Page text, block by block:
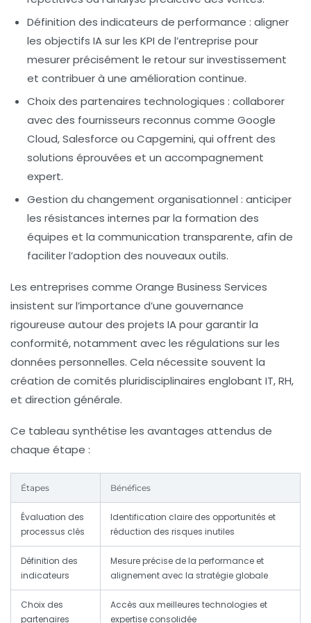
Définition des indicateurs de performance : aligner
les objectifs IA sur les KPI de l’entreprise pour
mesurer précisément le retour sur investissement
et contribuer à une amélioration continue.
Choix des partenaires technologiques : collaborer
avec des fournisseurs reconnus comme Google
Cloud, Salesforce ou Capgemini, qui offrent des
solutions éprouvées et un accompagnement
expert.
Gestion du changement organisationnel : anticiper
les résistances internes par la formation des
équipes et la communication transparente, afin de
faciliter l’adoption des nouveaux outils.
Les entreprises comme Orange Business Services
insistent sur l’importance d’une gouvernance
rigoureuse autour des projets IA pour garantir la
conformité, notamment avec les régulations sur les
données personnelles. Cela nécessite souvent la
création de comités pluridisciplinaires englobant IT, RH,
et direction générale.
Ce tableau synthétise les avantages attendus de
chaque étape :
Étapes Bénéfices
Évaluation des
processus clés
Identification claire des opportunités et
réduction des risques inutiles
Définition des
indicateurs
Mesure précise de la performance et
alignement avec la stratégie globale
Choix des
partenaires
Accès aux meilleures technologies et
expertise consolidée